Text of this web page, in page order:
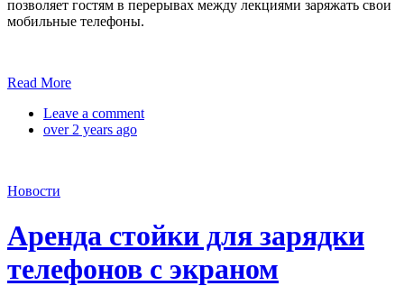
позволяет гостям в перерывах между лекциями заряжать свои
мобильные телефоны.
Read More
Leave a comment
over 2 years ago
Новости
Аренда стойки для зарядки
телефонов с экраном